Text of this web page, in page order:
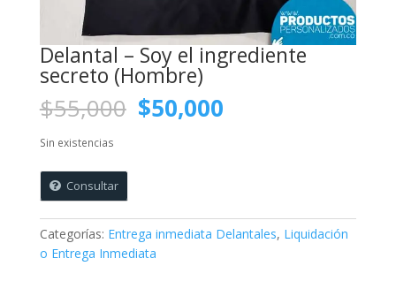
Delantal – Soy el ingrediente
secreto (Hombre)
$55,000 El
precio
$50,000El
Sin existencias
Consultar
Categorías: Entrega inmediata Delantales, Liquidación
o Entrega Inmediata